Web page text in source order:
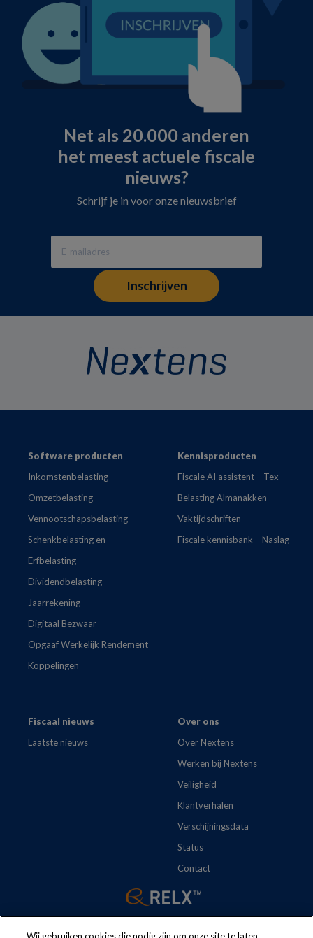
Net als 20.000 anderen
het meest actuele fiscale
nieuws?
Schrijf je in voor onze nieuwsbrief
FooterSoftware producten
Inkomstenbelasting
Omzetbelasting
Vennootschapsbelasting
Schenkbelasting en
Erfbelasting
Dividendbelasting
Jaarrekening
Digitaal Bezwaar
Opgaaf Werkelijk Rendement
Koppelingen
Kennisproducten
Fiscale AI assistent – Tex
Belasting Almanakken
Vaktijdschriften
Fiscale kennisbank – Naslag
Fiscaal nieuws
Laatste nieuws
Over ons
Over Nextens
Werken bij Nextens
Veiligheid
Klantverhalen
Verschijningsdata
Status
Contact